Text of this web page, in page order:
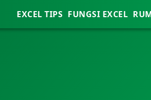
EXCEL TIPS FUNGSI EXCEL